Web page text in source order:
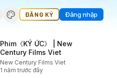
ĐĂNG KÝ Đăng nhập
Phim《KÝ ỨC》 | New
Century Films Viet
New Century Films Viet
1 năm trước đây